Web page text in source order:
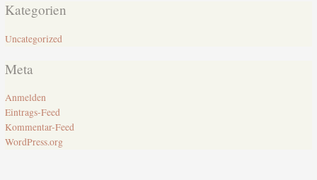
Kategorien
Uncategorized
Meta
Anmelden
Eintrags-Feed
Kommentar-Feed
WordPress.org